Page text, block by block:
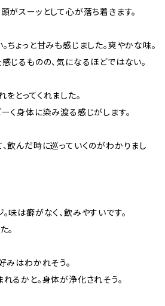
がスーッとして心が落ち着きます。
ちょっと甘みも感じました。爽やかな味。
じるものの、気になるほどではない。
とってくれました。
く身体に染み渡る感じがします。
飲んだ時に巡っていくのがわかりまし
味は癖がなく、飲みやすいです。
。
みはわかれそう。
るかと。身体が浄化されそう。